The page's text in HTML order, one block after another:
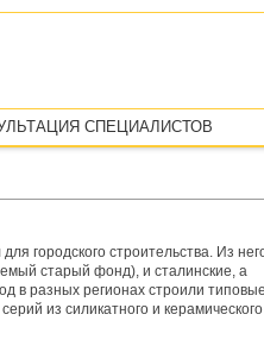
СПЕЦИАЛИСТОВ
городского строительства. Из
старый фонд), и сталинские, а
в разных регионах строили типовые
из силикатного и керамического